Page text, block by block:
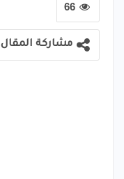
66
مشاركة المقال